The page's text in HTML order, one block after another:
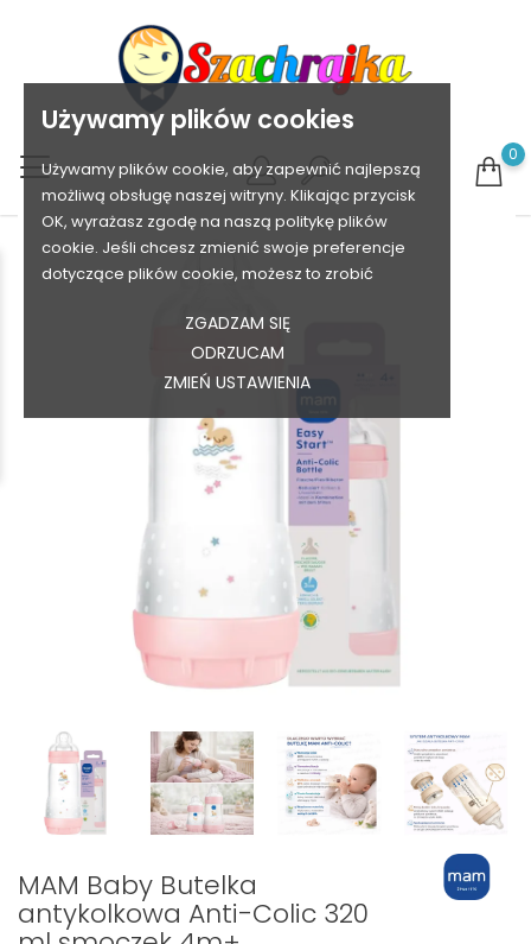
Używamy plików cookies
Używamy plików cookie, aby zapewnić najlepszą
możliwą obsługę naszej witryny. Klikając przycisk
OK, wyrażasz zgodę na naszą politykę plików
cookie. Jeśli chcesz zmienić swoje preferencje
dotyczące plików cookie, możesz to zrobić
ZGADZAM SIĘ
ODRZUCAM
ZMIEŃ USTAWIENIA
0
MAM Baby Butelka
antykolkowa Anti-Colic 320